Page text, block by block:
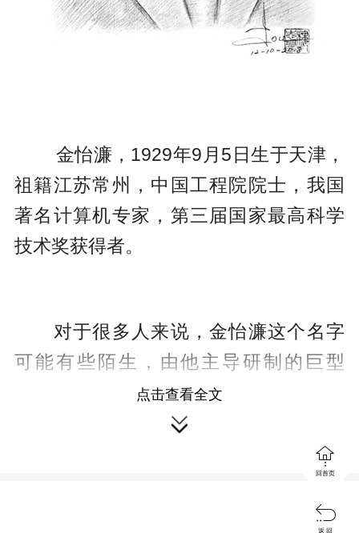
金怡濂，1929年9月5日生于天津，
祖籍江苏常州，中国工程院院士，我国
著名计算机专家，第三届国家最高科学
技术奖获得者。
对于很多人来说，金怡濂这个名字
可能有些陌生，由他主导研制的巨型
机“神威”可能也鲜有听闻。但是，只要说
起天气预报，几乎每个人都很熟悉——
天气预报就是借助“神威”的精准运算得出
点击查看全文


回首页

返 回